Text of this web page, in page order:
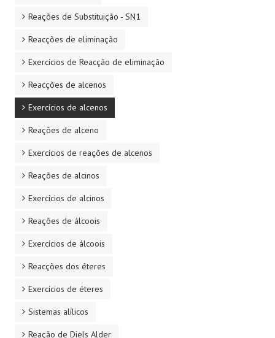
Reações de Substituição - SN1
Reacções de eliminação
Exercícios de Reacção de eliminação
Reacções de alcenos
Exercícios de alcenos
Reações de alceno
Exercícios de reações de alcenos
Reações de alcinos
Exercícios de alcinos
Reações de álcoois
Exercícios de álcoois
Reacções dos éteres
Exercícios de éteres
Sistemas alílicos
Reação de Diels Alder